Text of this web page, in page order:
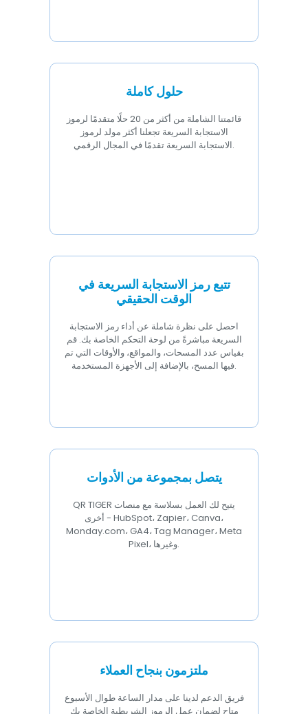
حلول كاملة
قائمتنا الشاملة من أكثر من 20 حلًا متقدمًا لرموز
الاستجابة السريعة تجعلنا أكثر مولد لرموز
الاستجابة السريعة تقدمًا في المجال الرقمي.
تتبع رمز الاستجابة السريعة في
الوقت الحقيقي
احصل على نظرة شاملة عن أداء رمز الاستجابة
السريعة مباشرةً من لوحة التحكم الخاصة بك. قم
بقياس عدد المسحات، والمواقع، والأوقات التي تم
فيها المسح، بالإضافة إلى الأجهزة المستخدمة.
يتصل بمجموعة من الأدوات
QR TIGER يتيح لك العمل بسلاسة مع منصات
أخرى - HubSpot، Zapier، Canva،
Monday.com، GA4، Tag Manager، Meta
Pixel، وغيرها.
ملتزمون بنجاح العملاء
فريق الدعم لدينا على مدار الساعة طوال الأسبوع
متاح لضمان عمل الرموز الشريطية الخاصة بك